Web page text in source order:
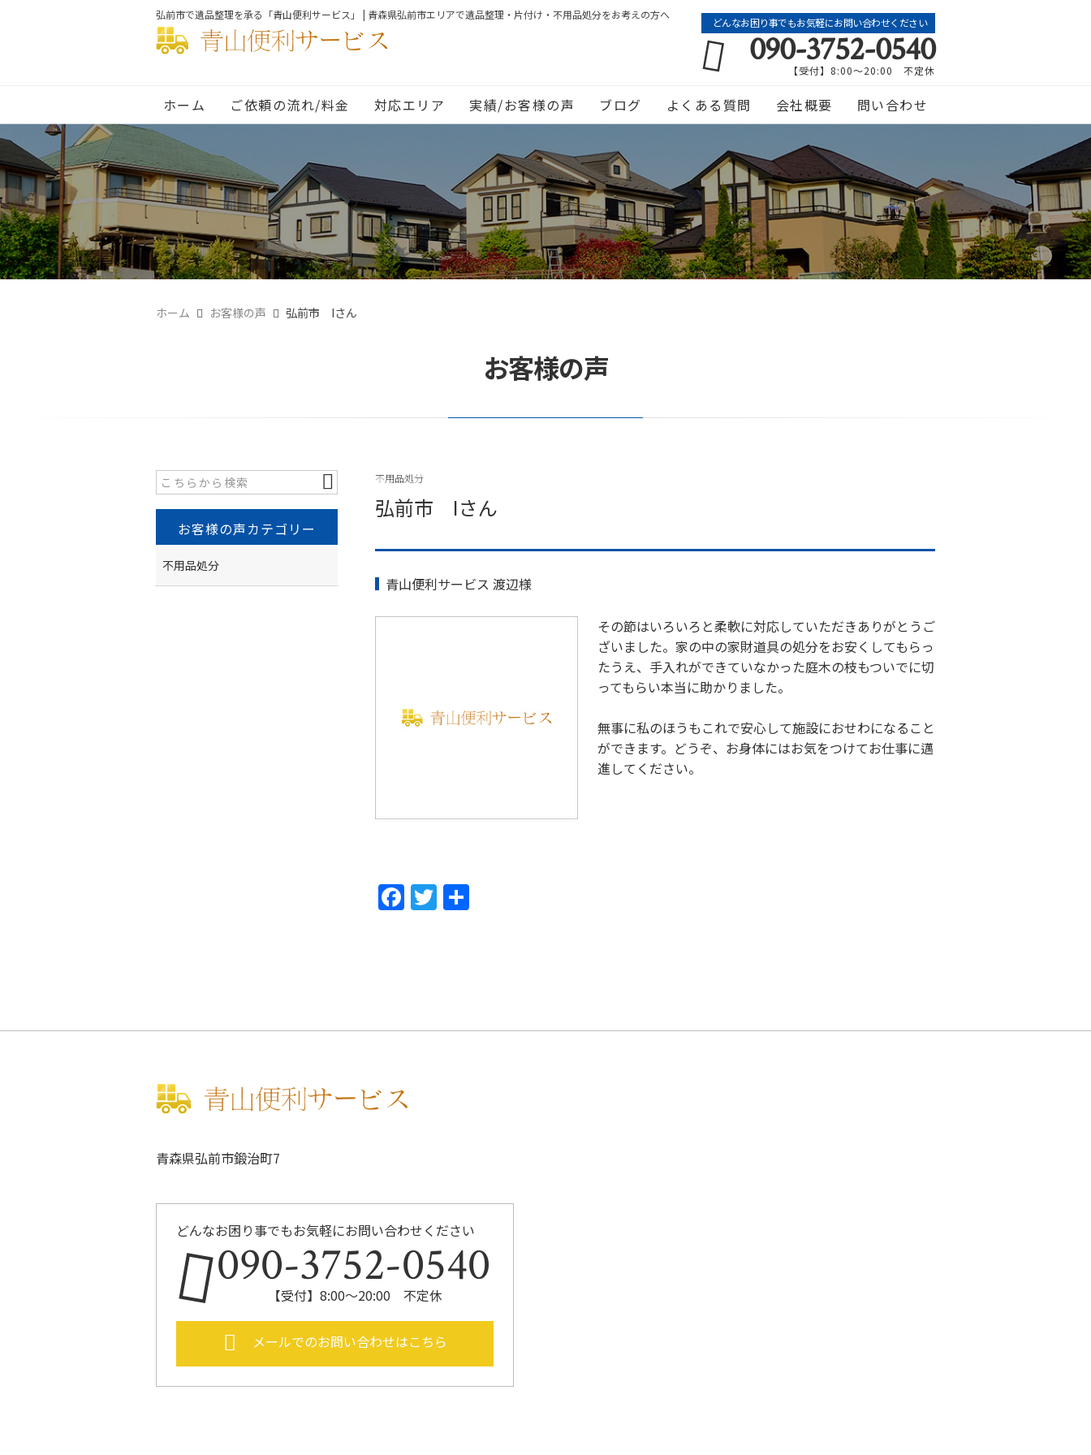
弘前市で遺品整理を承る「青山便利サービス」 | 青森県弘前市エリアで遺品整理・片付け・不用品処分をお考えの方へ
どんなお困り事でもお気軽にお問い合わせください
090-3752-0540
【受付】8:00～20:00 不定休
ホーム ご依頼の流れ/料金 対応エリア 実績/お客様の声 ブログ よくある質問 会社概要 問い合わせ
ホーム お客様の声 弘前市 Iさん
お客様の声
不用品処分
弘前市 Iさん
青山便利サービス 渡辺様
その節はいろいろと柔軟に対応していただきありがとうご
ざいました。家の中の家財道具の処分をお安くしてもらっ
たうえ、手入れができていなかった庭木の枝もついでに切
ってもらい本当に助かりました。
無事に私のほうもこれで安心して施設におせわになること
ができます。どうぞ、お身体にはお気をつけてお仕事に邁
進してください。
F
o
T
お客様の声カテゴリー
不用品処分
青森県弘前市鍛治町7
どんなお困り事でもお気軽にお問い合わせください
090-3752-0540
【受付】8:00～20:00 不定休
メールでのお問い合わせはこちら